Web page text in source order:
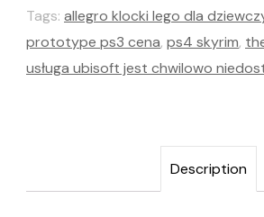
Tags: allegro klocki lego dla
prototype ps3 cena, ps4 skyrim,
usługa ubisoft jest chwilowo
Description